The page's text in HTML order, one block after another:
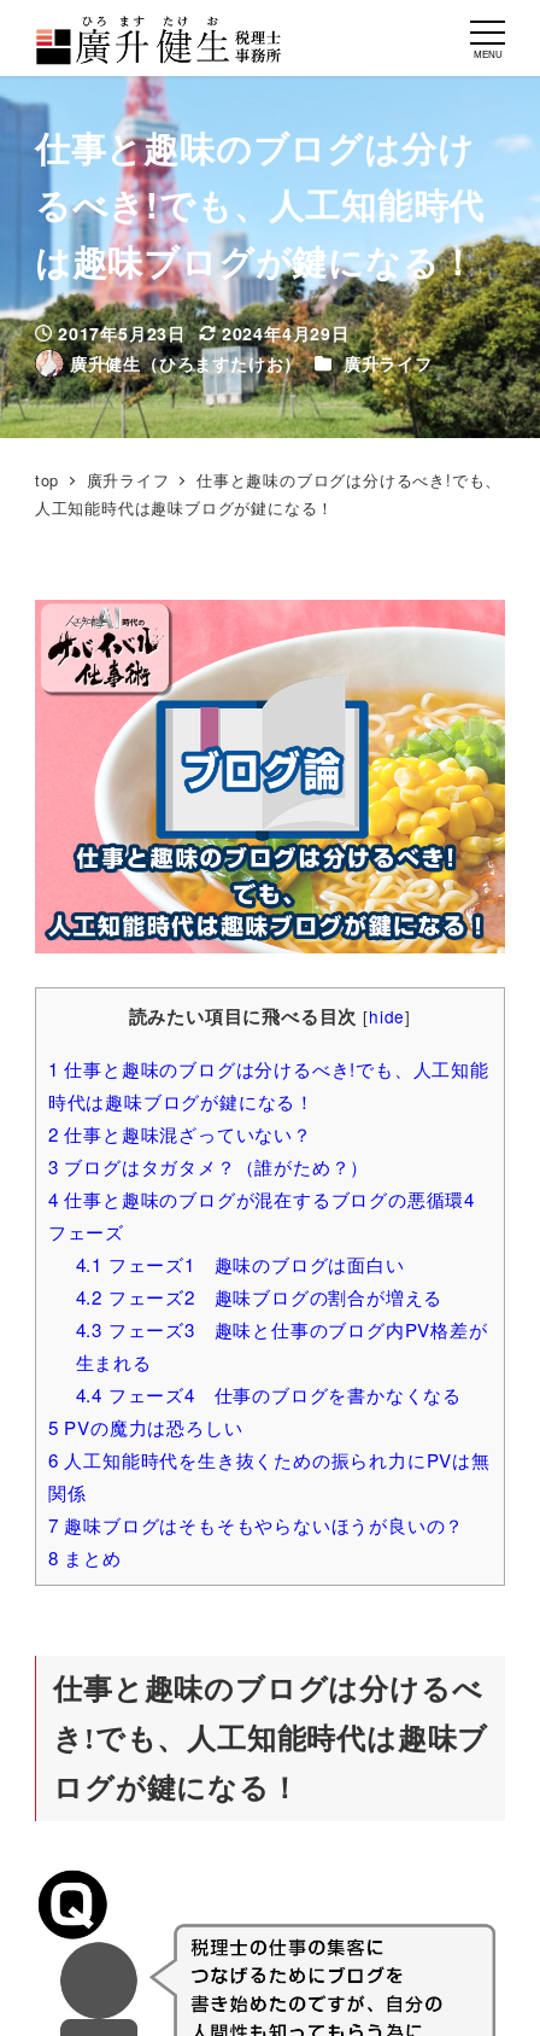
MENU
仕事と趣味のブログは分け
るべき!でも、人工知能時代
は趣味ブログが鍵になる！
投稿日
2017年5月23日
更新日
2024年4月29日
著
者
廣升健生（ひろますたけお） カテゴリー
廣升ライフ
top 廣升ライフ
仕事と趣味のブログは分けるべき!でも、
人工知能時代は趣味ブログが鍵になる！
読みたい項目に飛べる目次 [hide]
1 仕事と趣味のブログは分けるべき!でも、人工知能
時代は趣味ブログが鍵になる！
2 仕事と趣味混ざっていない？
3 ブログはタガタメ？（誰がため？）
4 仕事と趣味のブログが混在するブログの悪循環4
フェーズ
4.1 フェーズ1 趣味のブログは面白い
4.2 フェーズ2 趣味ブログの割合が増える
4.3 フェーズ3 趣味と仕事のブログ内PV格差が
生まれる
4.4 フェーズ4 仕事のブログを書かなくなる
5 PVの魔力は恐ろしい
6 人工知能時代を生き抜くための振られ力にPVは無
関係
7 趣味ブログはそもそもやらないほうが良いの？
8 まとめ
仕事と趣味のブログは分けるべ
き!でも、人工知能時代は趣味ブ
ログが鍵になる！